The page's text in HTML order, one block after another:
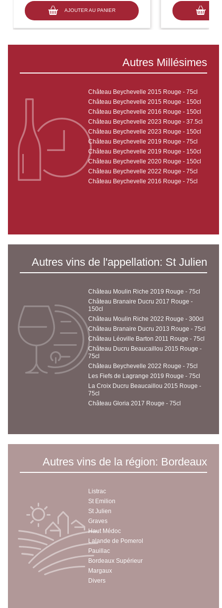
AJOUTER AU PANIER
Autres Millésimes
Château Beychevelle 2015 Rouge - 75cl
Château Beychevelle 2015 Rouge - 150cl
Château Beychevelle 2016 Rouge - 150cl
Château Beychevelle 2023 Rouge - 37.5cl
Château Beychevelle 2023 Rouge - 150cl
Château Beychevelle 2019 Rouge - 75cl
Château Beychevelle 2019 Rouge - 150cl
Château Beychevelle 2020 Rouge - 150cl
Château Beychevelle 2022 Rouge - 75cl
Château Beychevelle 2016 Rouge - 75cl
Autres vins de l'appellation: St Julien
Château Moulin Riche 2019 Rouge - 75cl
Château Branaire Ducru 2017 Rouge -
150cl
Château Moulin Riche 2022 Rouge - 300cl
Château Branaire Ducru 2013 Rouge - 75cl
Château Léoville Barton 2011 Rouge - 75cl
Château Ducru Beaucaillou 2015 Rouge -
75cl
Château Beychevelle 2022 Rouge - 75cl
Les Fiefs de Lagrange 2019 Rouge - 75cl
La Croix Ducru Beaucaillou 2015 Rouge -
75cl
Château Gloria 2017 Rouge - 75cl
Autres vins de la région: Bordeaux
Listrac
St Emilion
St Julien
Graves
Haut Médoc
Lalande de Pomerol
Pauillac
Bordeaux Supérieur
Margaux
Divers